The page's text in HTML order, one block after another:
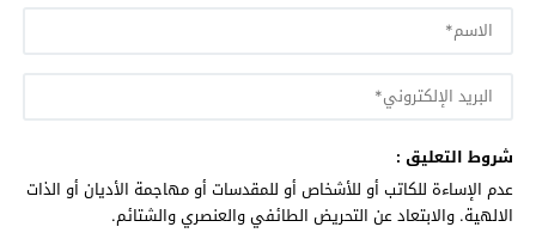
شروط التعليق :
عدم الإساءة للكاتب أو للأشخاص أو للمقدسات أو مهاجمة الأديان أو الذات
الالهية. والابتعاد عن التحريض الطائفي والعنصري والشتائم.